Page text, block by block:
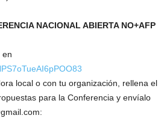
NACIONAL ABIERTA NO+AFP
en
local o con tu organización, rellena el
para la Conferencia y envíalo